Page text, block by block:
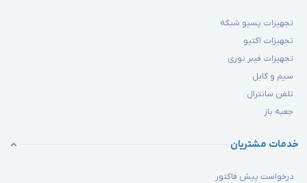
تجهیزات پسیو شبکه
تجهیزات اکتیو
تجهیزات فیبر نوری
سیم و کابل
تلفن سانترال
جعبه باز
خدمات مشتریان
درخواست پیش فاکتور